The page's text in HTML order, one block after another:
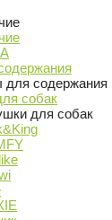
для содержания
собак
для собак